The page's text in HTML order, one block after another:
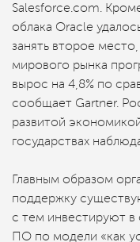
Salesforce.com.
облака Oracle
занять второе
мирового рынка
вырос на 4,8% по
сообщает Gartner.
развитой
государствах
Главным образом
поддержку
с тем инвестируют в
ПО по модели «как